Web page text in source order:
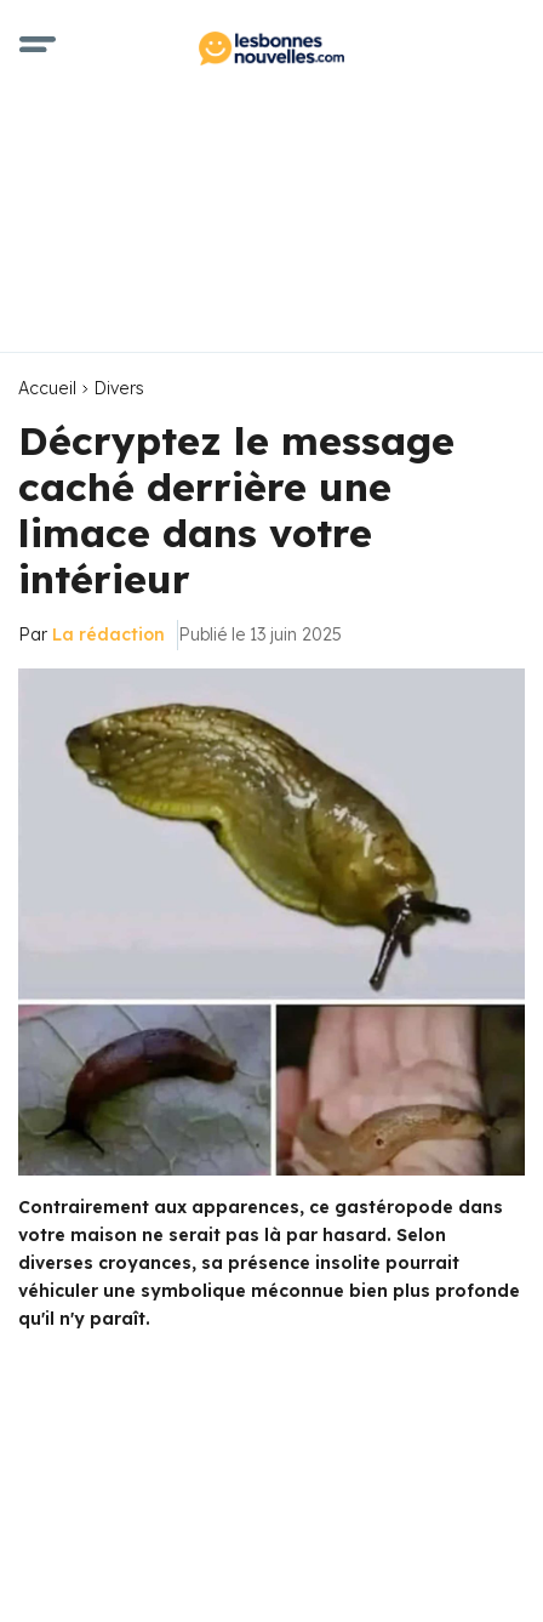
Accueil Divers
Décryptez le message
caché derrière une
limace dans votre
intérieur
Par La rédaction Publié le 13 juin 2025
Contrairement aux apparences, ce gastéropode dans
votre maison ne serait pas là par hasard. Selon
diverses croyances, sa présence insolite pourrait
véhiculer une symbolique méconnue bien plus profonde
qu'il n'y paraît.